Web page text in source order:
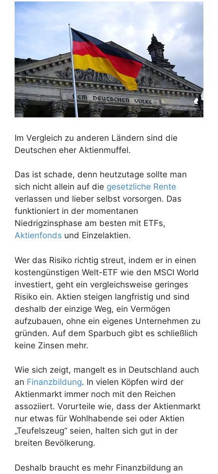
Im Vergleich zu anderen Ländern sind die
Deutschen eher Aktienmuffel.
Das ist schade, denn heutzutage sollte man
sich nicht allein auf die gesetzliche Rente
verlassen und lieber selbst vorsorgen. Das
funktioniert in der momentanen
Niedrigzinsphase am besten mit ETFs,
Aktienfonds und Einzelaktien.
Wer das Risiko richtig streut, indem er in einen
kostengünstigen Welt-ETF wie den MSCI World
investiert, geht ein vergleichsweise geringes
Risiko ein. Aktien steigen langfristig und sind
deshalb der einzige Weg, ein Vermögen
aufzubauen, ohne ein eigenes Unternehmen zu
gründen. Auf dem Sparbuch gibt es schließlich
keine Zinsen mehr.
Wie sich zeigt, mangelt es in Deutschland auch
an Finanzbildung. In vielen Köpfen wird der
Aktienmarkt immer noch mit den Reichen
assoziiert. Vorurteile wie, dass der Aktienmarkt
nur etwas für Wohlhabende sei oder Aktien
„Teufelszeug“ seien, halten sich gut in der
breiten Bevölkerung.
Deshalb braucht es mehr Finanzbildung an